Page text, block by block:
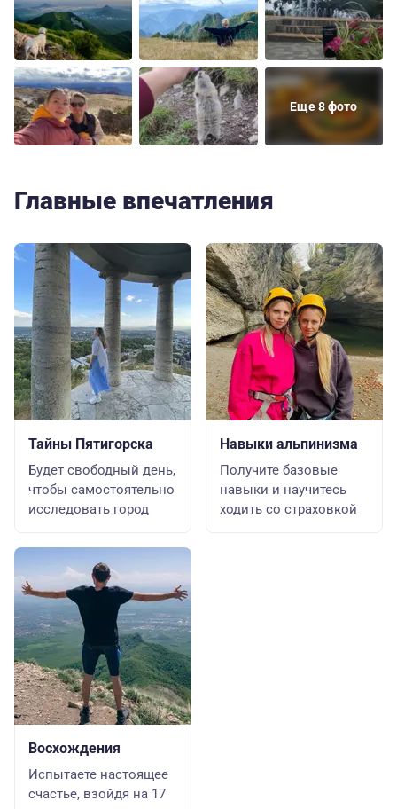
Еще 8 фото
Главные впечатления
Тайны Пятигорска
Будет свободный день,
чтобы самостоятельно
исследовать город
Восхождения
Испытаете настоящее
счастье, взойдя на 17
Навыки альпинизма
Получите базовые
навыки и научитесь
ходить со страховкой